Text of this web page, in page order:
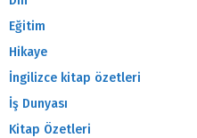
Eğitim
Hikaye
İngilizce kitap özetleri
İş Dunyası
Kitap Özetleri